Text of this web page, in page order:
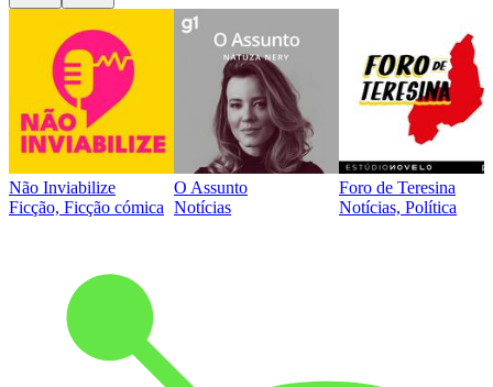
Não Inviabilize
Ficção, Ficção cómica
O Assunto
Notícias
Foro de Teresina
Notícias, Política